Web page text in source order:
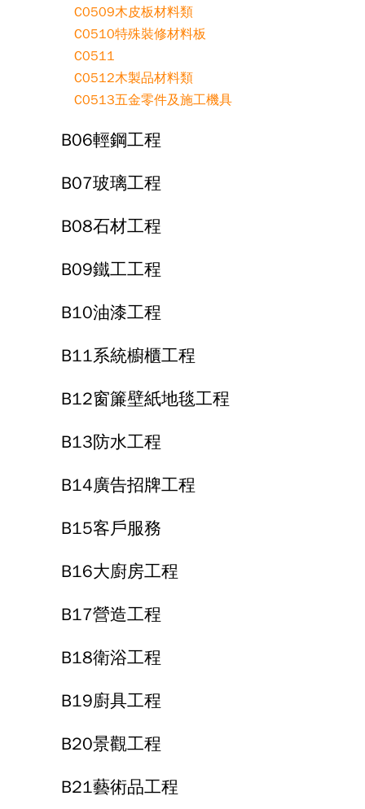
C0509木皮板材料類
C0510特殊裝修材料板
C0511
C0512木製品材料類
C0513五金零件及施工機具
B06輕鋼工程
B07玻璃工程
B08石材工程
B09鐵工工程
B10油漆工程
B11系統櫥櫃工程
B12窗簾壁紙地毯工程
B13防水工程
B14廣告招牌工程
B15客戶服務
B16大廚房工程
B17營造工程
B18衛浴工程
B19廚具工程
B20景觀工程
B21藝術品工程